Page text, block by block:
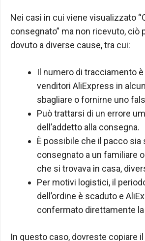
Nei casi in cui viene visualizzato
consegnato” ma non ricevuto, ciò
dovuto a diverse cause, tra cui:
Il numero di tracciamento è
venditori AliExpress in
sbagliare o fornirne uno
Può trattarsi di un errore
dell’addetto alla consegna.
È possibile che il pacco sia
consegnato a un familiare
che si trovava in casa,
Per motivi logistici, il
dell’ordine è scaduto e
confermato direttamente
In questo caso, dovreste copiare